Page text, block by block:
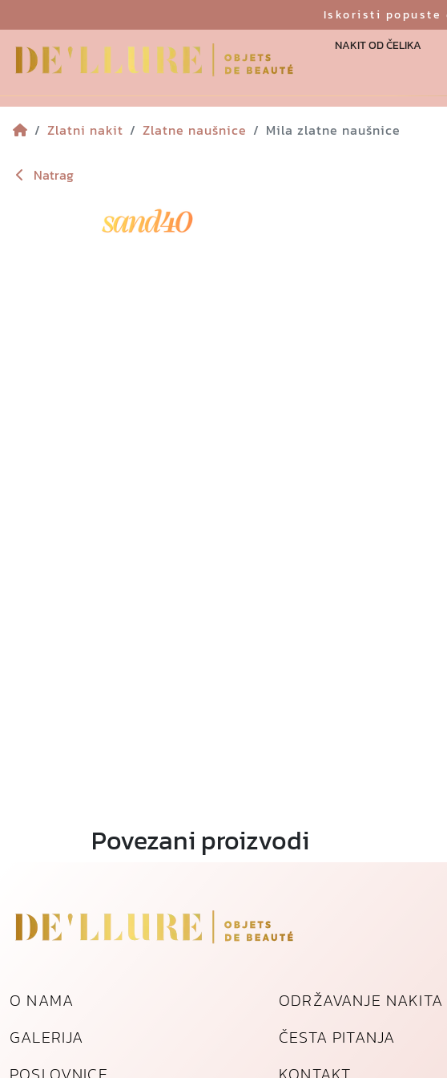
Iskoristi popuste
NAKIT OD ČELIKA
Zlatni nakit
Zlatne naušnice Mila zlatne naušnice
Natrag
Povezani proizvodi
O NAMA
GALERIJA
ODRŽAVANJE NAKITA
ČESTA PITANJA